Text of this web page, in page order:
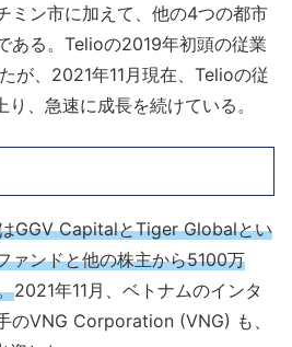
ミン市に加えて、他の4つの都市
ある。Telioの2019年初頭の従業
が、2021年11月現在、Telioの従
、急速に成長を続けている。
GGV CapitalとTiger Globalとい
ァンドと他の株主から5100万
2021年11月、ベトナムのインタ
のVNG Corporation (VNG) も、